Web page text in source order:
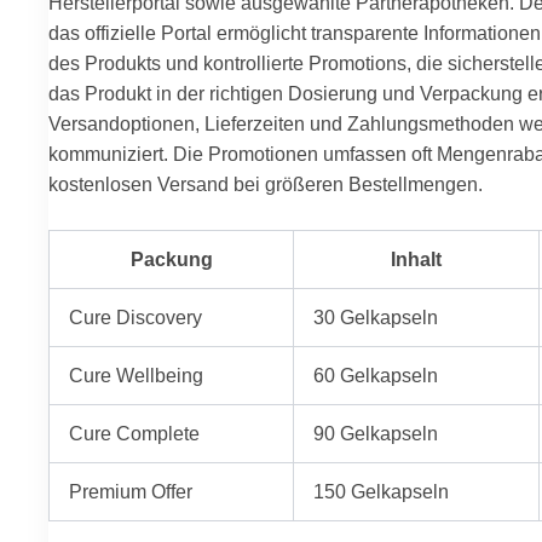
das offizielle Portal ermöglicht transparente
des Produkts und kontrollierte Promotions, die
das Produkt in der richtigen Dosierung und Verpackung
Versandoptionen, Lieferzeiten und Zahlungsmethoden
kommuniziert. Die Promotionen umfassen oft
kostenlosen Versand bei größeren Bestellmengen.
Packung Inhalt
Cure Discovery 30 Gelkapseln
Cure Wellbeing 60 Gelkapseln
Cure Complete 90 Gelkapseln
Premium Offer 150 Gelkapseln